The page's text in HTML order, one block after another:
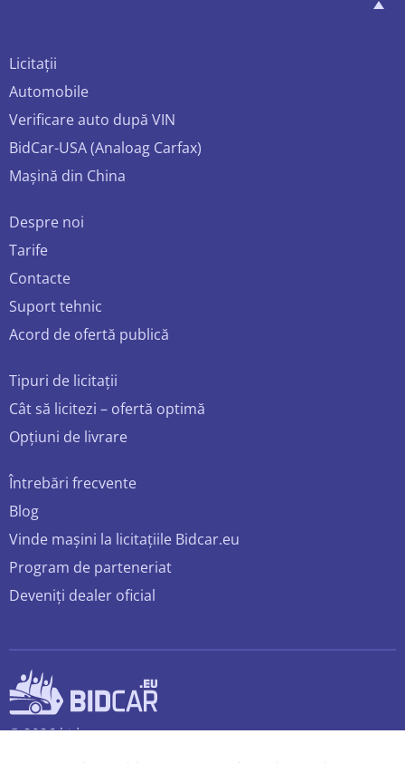
Licitații
Automobile
Verificare auto după VIN
BidCar-USA (Analoag Carfax)
Mașină din China
Despre noi
Tarife
Contacte
Suport tehnic
Acord de ofertă publică
Tipuri de licitații
Cât să licitezi – ofertă optimă
Opțiuni de livrare
Întrebări frecvente
Blog
Vinde mașini la licitațiile Bidcar.eu
Program de parteneriat
Deveniți dealer oficial
© 2026 bidcar.eu